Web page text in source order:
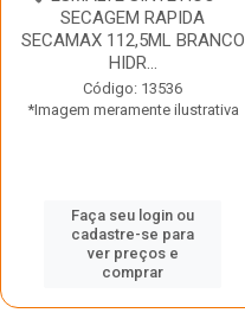
SECAGEM RAPIDA
SECAMAX 112,5ML BRANCO
HIDR...
Código: 13536
*Imagem meramente ilustrativa
Faça seu login ou
cadastre-se para
ver preços e
comprar